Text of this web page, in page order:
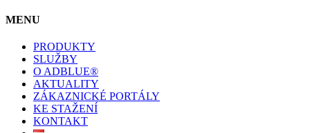
MENU
PRODUKTY
SLUŽBY
O ADBLUE®
AKTUALITY
ZÁKAZNICKÉ PORTÁLY
KE STAŽENÍ
KONTAKT